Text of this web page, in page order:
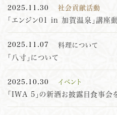
2025.11.30 社会貢献活動
「エンジン01 in 加賀温泉」講座
2025.11.07 料理について
「八寸」について
2025.10.30 イベント
「IWA 5」の新酒お披露目食事会